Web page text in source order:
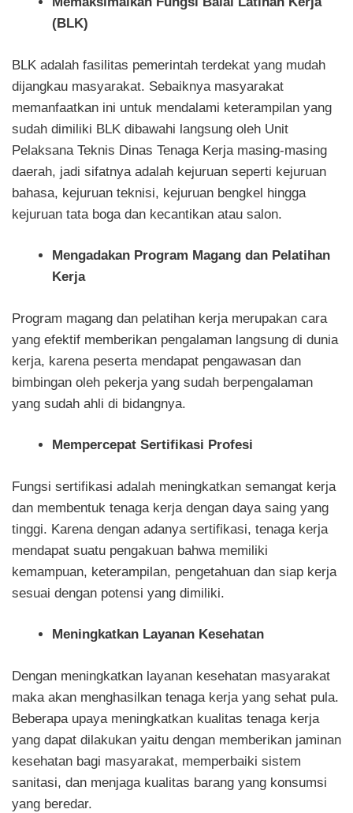
(BLK)
BLK adalah fasilitas pemerintah terdekat yang mudah
dijangkau masyarakat. Sebaiknya masyarakat
memanfaatkan ini untuk mendalami keterampilan yang
sudah dimiliki BLK dibawahi langsung oleh Unit
Pelaksana Teknis Dinas Tenaga Kerja masing-masing
daerah, jadi sifatnya adalah kejuruan seperti kejuruan
bahasa, kejuruan teknisi, kejuruan bengkel hingga
kejuruan tata boga dan kecantikan atau salon.
Mengadakan Program Magang dan Pelatihan
Kerja
Program magang dan pelatihan kerja merupakan cara
yang efektif memberikan pengalaman langsung di dunia
kerja, karena peserta mendapat pengawasan dan
bimbingan oleh pekerja yang sudah berpengalaman
yang sudah ahli di bidangnya.
Mempercepat Sertifikasi Profesi
Fungsi sertifikasi adalah meningkatkan semangat kerja
dan membentuk tenaga kerja dengan daya saing yang
tinggi. Karena dengan adanya sertifikasi, tenaga kerja
mendapat suatu pengakuan bahwa memiliki
kemampuan, keterampilan, pengetahuan dan siap kerja
sesuai dengan potensi yang dimiliki.
Meningkatkan Layanan Kesehatan
Dengan meningkatkan layanan kesehatan masyarakat
maka akan menghasilkan tenaga kerja yang sehat pula.
Beberapa upaya meningkatkan kualitas tenaga kerja
yang dapat dilakukan yaitu dengan memberikan jaminan
kesehatan bagi masyarakat, memperbaiki sistem
sanitasi, dan menjaga kualitas barang yang konsumsi
yang beredar.